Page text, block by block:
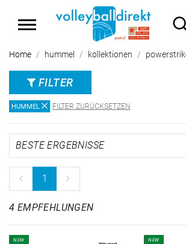
SUMMER SALE: SPARE BIS
Home hummel kollektionen
FILTER
HUMMEL FILTER ZURÜCKSETZEN
1
4 EMPFEHLUNGEN
NEW NEW